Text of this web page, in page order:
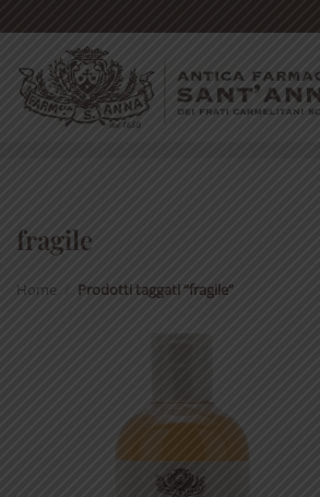
to
content
fragile
Home Prodotti taggati “fragile”